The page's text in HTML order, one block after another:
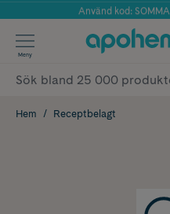
Årets Butik
Använd kod:
✓
✓ Poäng
Meny
Hem Receptbelagt